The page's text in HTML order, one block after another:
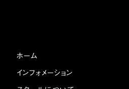
ホーム
インフォメーション